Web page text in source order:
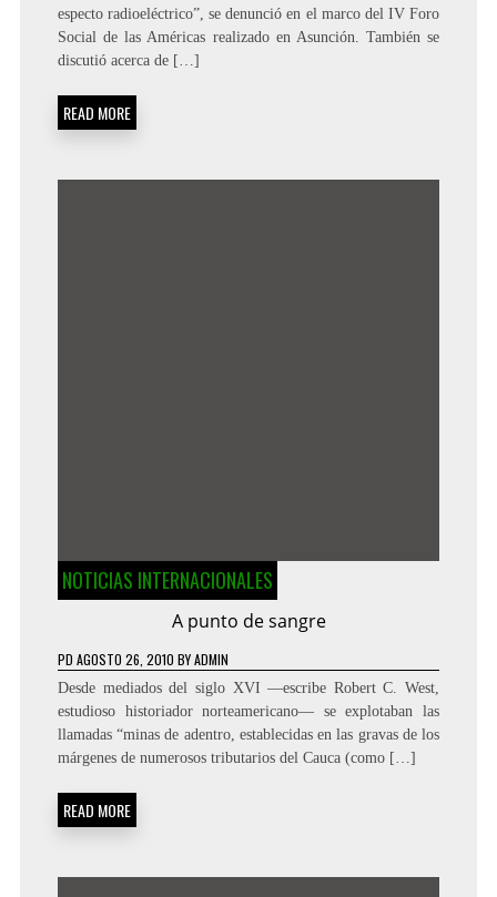
especto radioeléctrico”, se denunció en el marco del IV Foro
Social de las Américas realizado en Asunción. También se
discutió acerca de […]
READ MORE
NOTICIAS INTERNACIONALES
A punto de sangre
PD AGOSTO 26, 2010 BYADMIN
Desde mediados del siglo XVI —escribe Robert C. West,
estudioso historiador norteamericano— se explotaban las
llamadas “minas de adentro, establecidas en las gravas de los
márgenes de numerosos tributarios del Cauca (como […]
READ MORE